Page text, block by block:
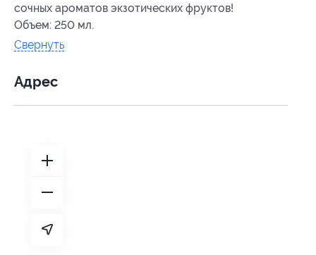
сочных ароматов экзотических фруктов!
Объем: 250 мл.
Свернуть
Адрес